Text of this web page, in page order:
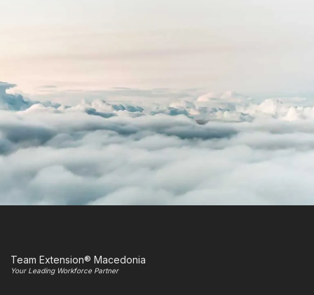
Team Extension® Macedonia
Your Leading Workforce Partner